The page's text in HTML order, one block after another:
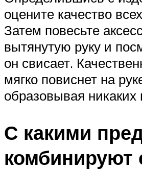
оцените качество
Затем повесьте
вытянутую руку и
он свисает.
мягко повиснет на
образовывая никаких
С какими
комбинируют